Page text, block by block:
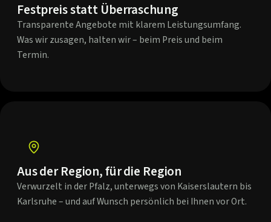
Festpreis statt Überraschung
Transparente Angebote mit klarem Leistungsumfang.
Was wir zusagen, halten wir – beim Preis und beim
Termin.
Aus der Region, für die Region
Verwurzelt in der Pfalz, unterwegs von Kaiserslautern bis
Karlsruhe – und auf Wunsch persönlich bei Ihnen vor Ort.